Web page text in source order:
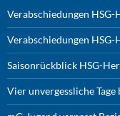
Verabschiedungen HSG-
Verabschiedungen HSG-
Saisonrückblick HSG-
Vier unvergessliche